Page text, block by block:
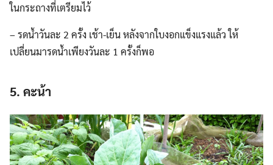
ในกระถางที่เตรียมไว้
– รดน้ำวันละ 2 ครั้ง เช้า-เย็น หลังจากใบงอกแข็งแรงแล้ว ให้
เปลี่ยนมารดน้ำเพียงวันละ 1 ครั้งก็พอ
5. คะน้า